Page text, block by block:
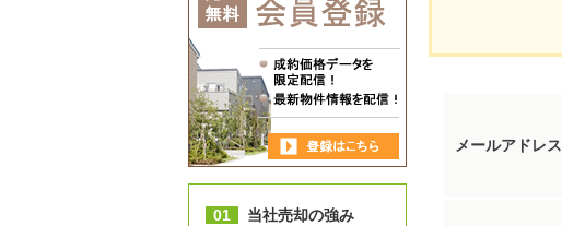
メールアドレス
01 当社売却の強み